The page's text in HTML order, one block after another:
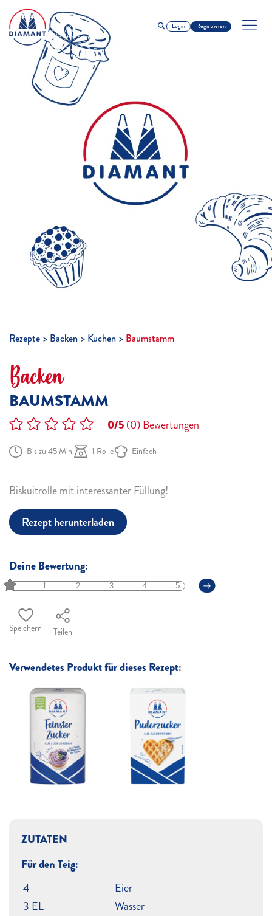
Login Registrieren
Rezepte Backen Kuchen Baumstamm
Backen
BAUMSTAMM
0/5(0)Bewertungen
Bis zu 45 Min. 1 Rolle Einfach
Biskuitrolle mit interessanter Füllung!
Rezept herunterladen
Deine Bewertung:
1 2 3 4 5
Speichern Teilen
Verwendetes Produkt für dieses Rezept:
ZUTATEN
Für den Teig:
4
Eier
3 EL
Wasser